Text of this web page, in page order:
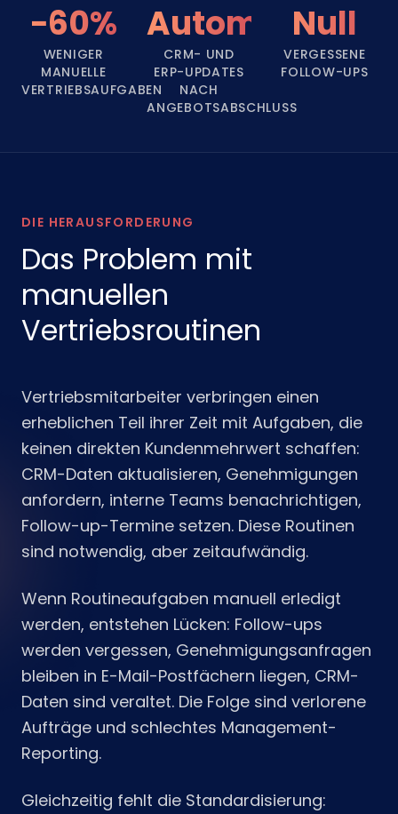
−60%
WENIGER
MANUELLE
VERTRIEBSAUFGABEN
Automatisch
CRM- UND
ERP-UPDATES
NACH
ANGEBOTSABSCHLUSS
Null
VERGESSENE
FOLLOW-UPS
DIE HERAUSFORDERUNG
Das Problem mit
manuellen
Vertriebsroutinen
Vertriebsmitarbeiter verbringen einen
erheblichen Teil ihrer Zeit mit Aufgaben, die
keinen direkten Kundenmehrwert schaffen:
CRM-Daten aktualisieren, Genehmigungen
anfordern, interne Teams benachrichtigen,
Follow-up-Termine setzen. Diese Routinen
sind notwendig, aber zeitaufwändig.
Wenn Routineaufgaben manuell erledigt
werden, entstehen Lücken: Follow-ups
werden vergessen, Genehmigungsanfragen
bleiben in E-Mail-Postfächern liegen, CRM-
Daten sind veraltet. Die Folge sind verlorene
Aufträge und schlechtes Management-
Reporting.
Gleichzeitig fehlt die Standardisierung: